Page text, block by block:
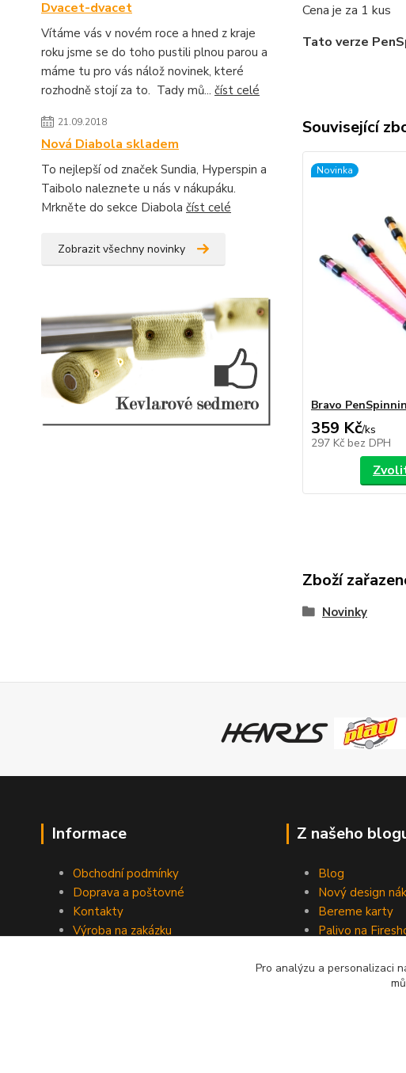
Dvacet-dvacet
Vítáme vás v novém roce a hned z kraje
roku jsme se do toho pustili plnou parou a
máme tu pro vás nálož novinek, které
rozhodně stojí za to. Tady mů... číst celé
21.09.2018
Nová Diabola skladem
To nejlepší od značek Sundia, Hyperspin a
Taibolo naleznete u nás v nákupáku.
Mrkněte do sekce Diabola číst celé
Zobrazit všechny novinky
Cena je za 1 kus
Tato verze
Související
Novinka
Bravo
359 Kč/ks
297 Kč bez DPH
Zboží
Novinky
Informace
Obchodní podmínky
Doprava a poštovné
Kontakty
Výroba na zakázku
Z našeho
Blog
Nový design
Bereme karty
Palivo na
Pro analýzu a personalizaci